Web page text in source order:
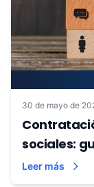
30 de mayo de
sociales:
Leer más